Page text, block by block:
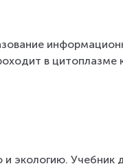
в
экологию. Учебник